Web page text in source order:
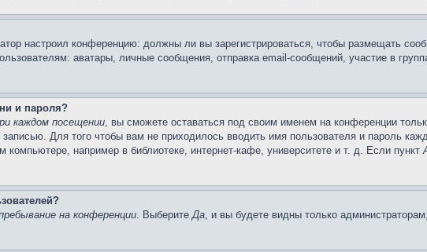
настроил конференцию: должны ли вы зарегистрироваться, чтобы размещать
аватары, личные сообщения, отправка email-сообщений, участие в
и пароля?
каждом посещении, вы сможете оставаться под своим именем на конференции
записью. Для того чтобы вам не приходилось вводить имя пользователя и пароль
например в библиотеке, интернет-кафе, университете и т. д. Если пункт
на конференции. ВыберитеДа, и вы будете видны только